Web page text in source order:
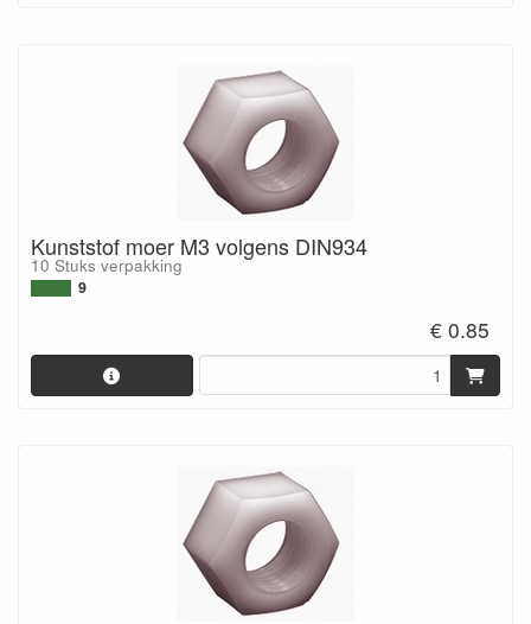
Kunststof moer M3 volgens DIN934
10 Stuks verpakking
9
€ 0.85